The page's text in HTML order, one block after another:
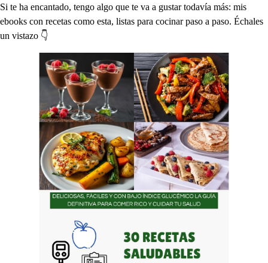
Si te ha encantado, tengo algo que te va a gustar todavía más: mis
ebooks con recetas como esta, listas para cocinar paso a paso. Échales
un vistazo 👇